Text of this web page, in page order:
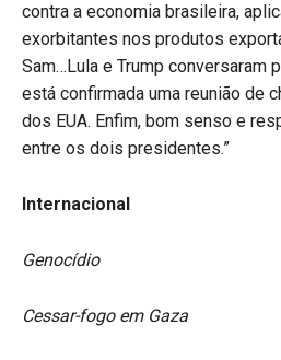
contra a economia brasileira,
exorbitantes nos produtos
Sam…Lula e Trump conversaram
está confirmada uma reunião de
dos EUA. Enfim, bom senso e
entre os dois presidentes.”
Internacional
Genocídio
Cessar-fogo em Gaza